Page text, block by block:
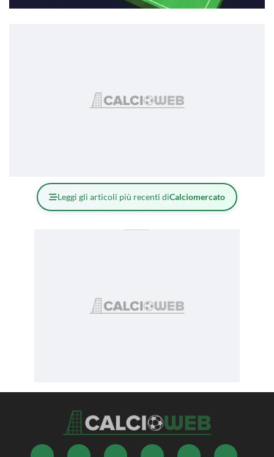
Leggi gli articoli più recenti diCalciomercato